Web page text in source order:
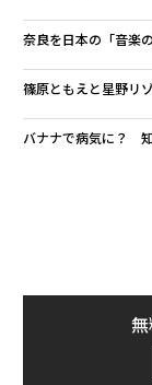
奈良を日本の「音楽
篠原ともえと星野リ
バナナで病気に？